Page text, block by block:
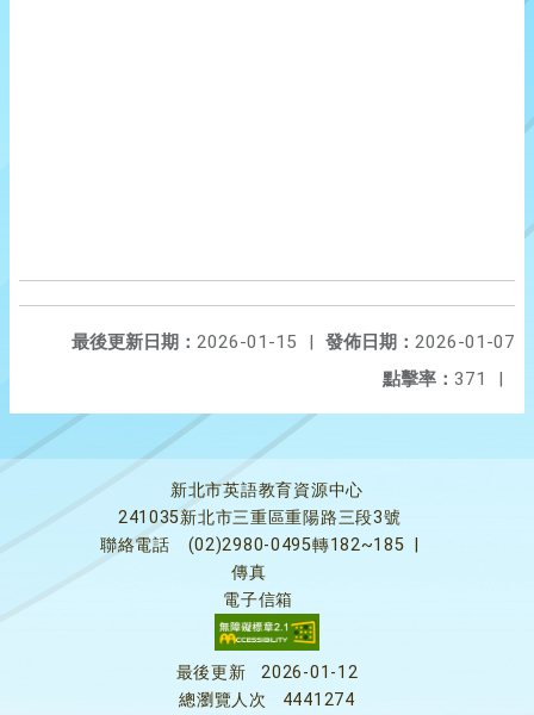
發佈日期： 2026-01-07
最後更新日期： 2026-01-15
|
點擊率： 371 |
新北市英語教育資源中心
241035新北市三重區重陽路三段3號
聯絡電話
(02)2980-0495轉182~185
傳真
電子信箱
最後更新
2026-01-12
總瀏覽人次
4441274